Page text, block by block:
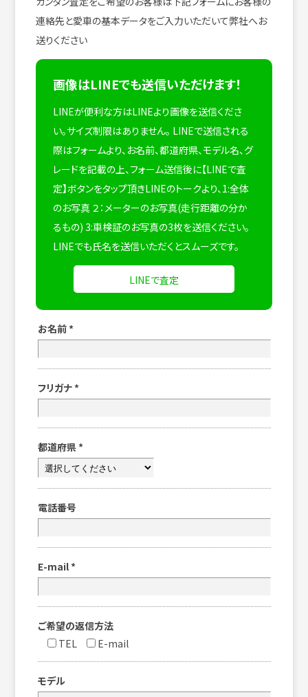
連絡先と愛車の基本データをご入力いただいて弊社へお
送りください
画像はLINEでも送信いただけます！
LINEが便利な方はLINEより画像を送信くださ
い。サイズ制限はありません。 LINEで送信される
際はフォームより、お名前、都道府県、モデル名、グ
レードを記載の上、フォーム送信後に【LINEで査
定】ボタンをタップ頂きLINEのトークより、1:全体
のお写真 ２：メーターのお写真(走行距離の分か
るもの) 3:車検証のお写真の3枚を送信ください。
LINEでも氏名を送信いただくとスムーズです。
LINEで査定
お名前 *
フリガナ *
都道府県 *
電話番号
E-mail *
ご希望の返信方法
TEL
E-mail
モデル